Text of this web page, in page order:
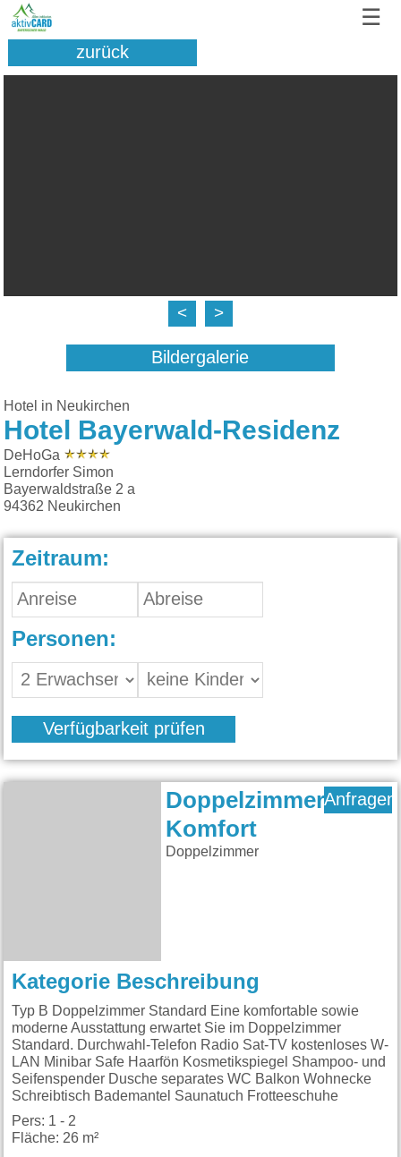
☰
zurück
< >
Bildergalerie
Hotel in Neukirchen
Hotel Bayerwald-Residenz
DeHoGa
Lerndorfer Simon
Bayerwaldstraße 2 a
94362 Neukirchen
Zeitraum:
Personen:
Verfügbarkeit prüfen
Doppelzimmer
Komfort
Doppelzimmer
Anfragen
Kategorie Beschreibung
Typ B Doppelzimmer Standard Eine komfortable sowie
moderne Ausstattung erwartet Sie im Doppelzimmer
Standard. Durchwahl-Telefon Radio Sat-TV kostenloses W-
LAN Minibar Safe Haarfön Kosmetikspiegel Shampoo- und
Seifenspender Dusche separates WC Balkon Wohnecke
Schreibtisch Bademantel Saunatuch Frotteeschuhe
Pers: 1 - 2
Fläche: 26 m²